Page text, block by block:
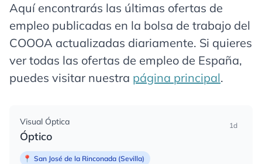
Aquí encontrarás las últimas ofertas de
empleo publicadas en la bolsa de trabajo del
COOOA actualizadas diariamente. Si quieres
ver todas las ofertas de empleo de España,
puedes visitar nuestra página principal.
Visual Óptica
Óptico
1d
📍 San José de la Rinconada (Sevilla)